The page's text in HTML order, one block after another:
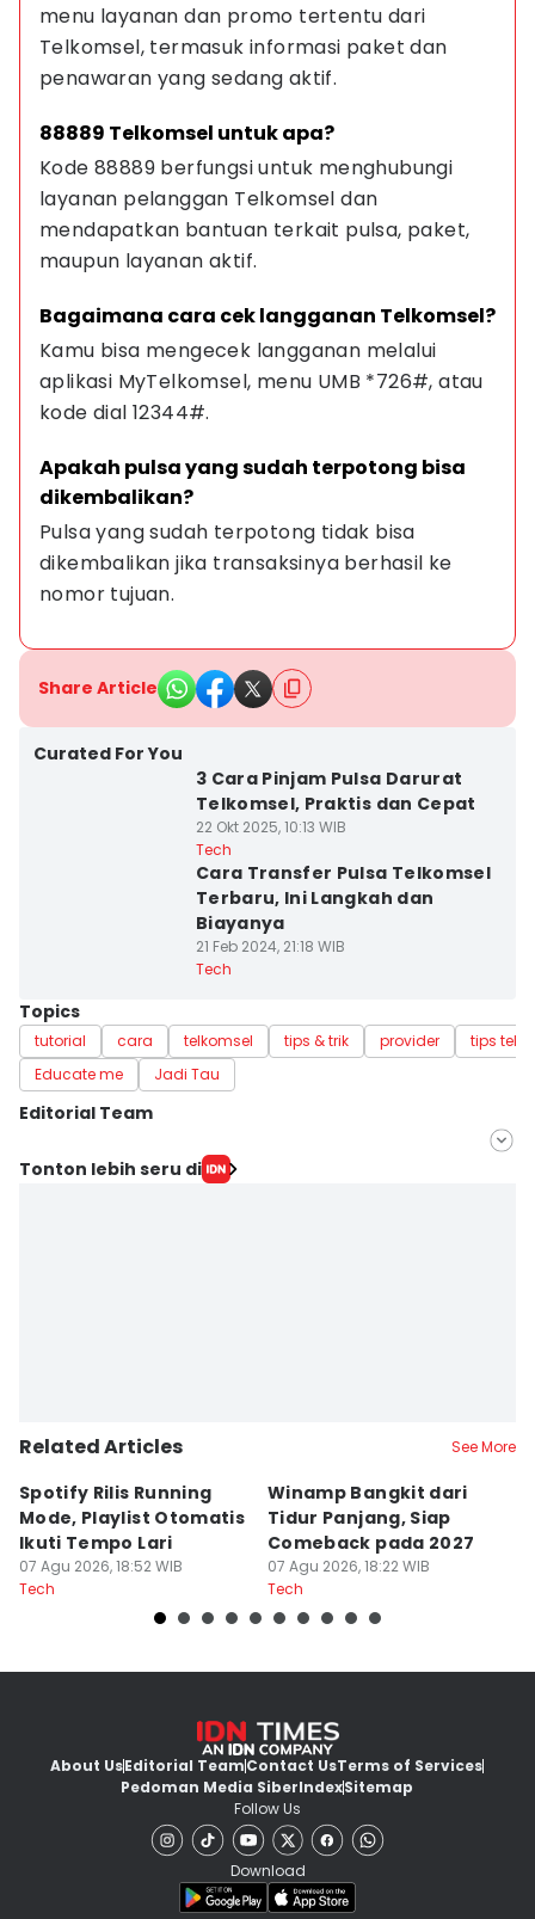
menu layanan dan promo tertentu dari
Telkomsel, termasuk informasi paket dan
penawaran yang sedang aktif.
88889 Telkomsel untuk apa?
Kode 88889 berfungsi untuk menghubungi
layanan pelanggan Telkomsel dan
mendapatkan bantuan terkait pulsa, paket,
maupun layanan aktif.
Bagaimana cara cek langganan Telkomsel?
Kamu bisa mengecek langganan melalui
aplikasi MyTelkomsel, menu UMB *726#, atau
kode dial 12344#.
Apakah pulsa yang sudah terpotong bisa
dikembalikan?
Pulsa yang sudah terpotong tidak bisa
dikembalikan jika transaksinya berhasil ke
nomor tujuan.
Share Article
Curated For You
3 Cara Pinjam Pulsa Darurat
Telkomsel, Praktis dan Cepat
22 Okt 2025, 10:13 WIB
Tech
Cara Transfer Pulsa Telkomsel
Terbaru, Ini Langkah dan
Biayanya
21 Feb 2024, 21:18 WIB
Tech
Topics
tutorial cara telkomsel tips & trik provider
tips
Educate me
Jadi Tau
Editorial Team
Editor
Tonton lebih seru di
Related Articles See More
Spotify Rilis Running
Mode, Playlist Otomatis
Ikuti Tempo Lari
07 Agu 2026, 18:52 WIB
Tech
Winamp Bangkit dari
Tidur Panjang, Siap
Comeback pada 2027
07 Agu 2026, 18:22 WIB
Tech
About UsEditorial TeamContact UsTerms of Services
Pedoman Media SiberIndexSitemap
Follow Us
Download